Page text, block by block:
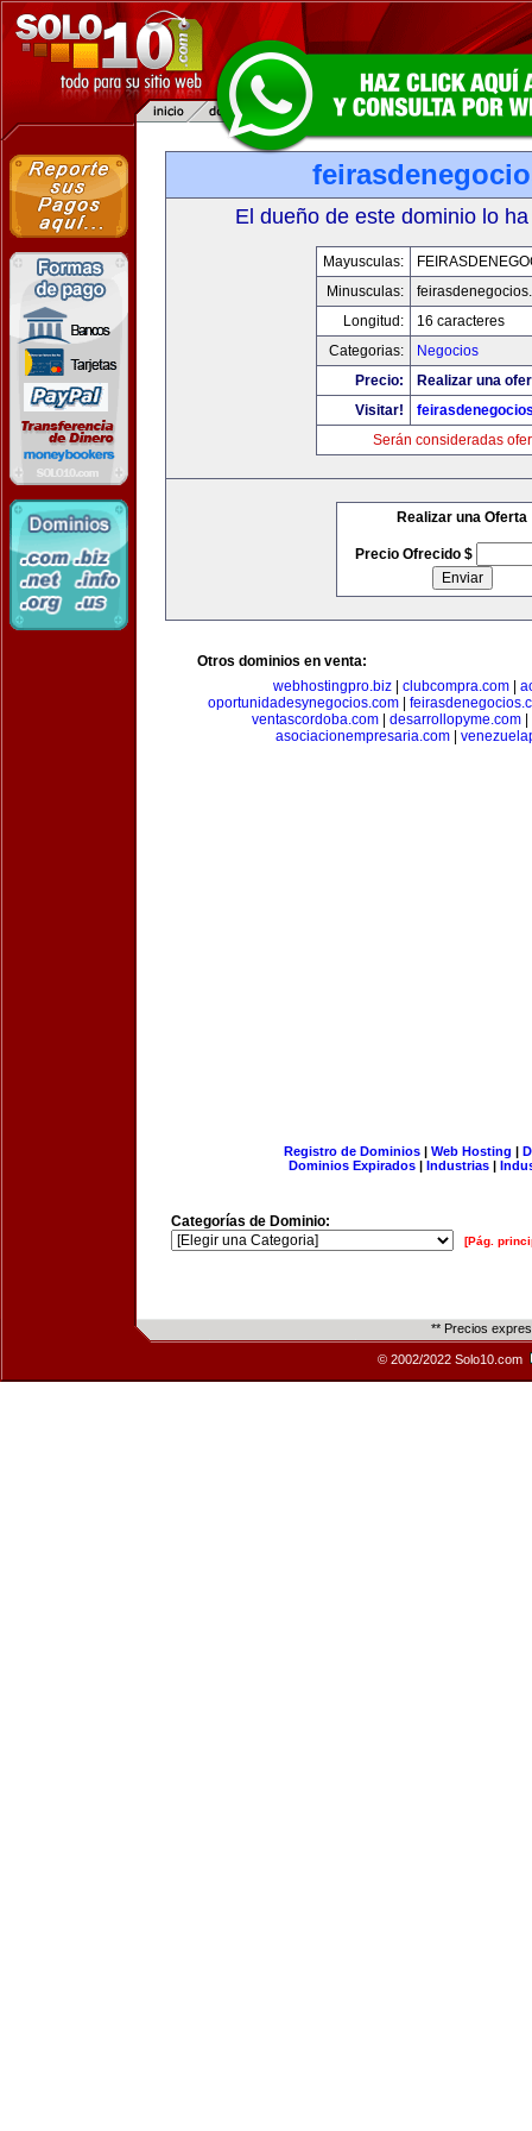
El dueño de este dominio lo
Mayusculas:
Minusculas:
Longitud:
16 caracteres
Categorias:
Negocios
Precio:
Realizar una
Visitar!
Serán consideradas
Realizar una Oferta
Precio Ofrecido $
Otros dominios en venta:
webhostingpro.biz| clubcompra.com|
oportunidadesynegocios.com|
ventascordoba.com| desarrollopyme.com|
asociacionempresaria.com
Registro de Dominios| Web Hosting |
Dominios Expirados | Industrias |
Categorías de Dominio:
[Pág.
** Precios
© 2002/2022 Solo10.com